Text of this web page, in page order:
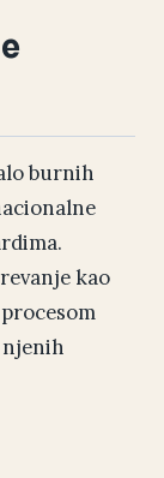
burnih
kao